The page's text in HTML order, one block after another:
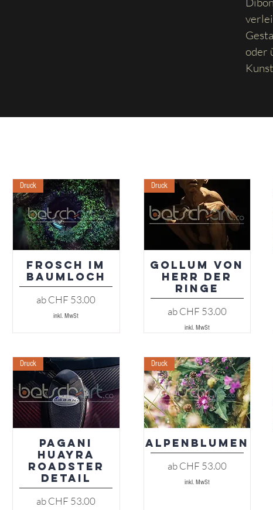
oder
Schnellansicht
Druck
Frosch im
Baumloch
abCHF 53.00
Sale-Preis
inkl. MwSt
Schnellansicht
Druck
Gollum von
Herr der
Ringe
abCHF 53.00
Sale-Preis
inkl. MwSt
Schnellansicht
Druck
Pagani
Huayra
Roadster
Detail
abCHF 53.00
Sale-Preis
Schnellansicht
Druck
Alpenblumen
abCHF 53.00
Sale-Preis
inkl. MwSt